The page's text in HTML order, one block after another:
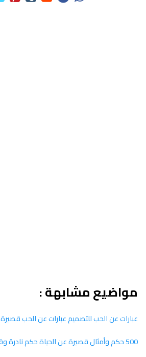
مواضيع مشابهة :
عبارات عن الحب للتصميم عبارات عن الحب قصيرة
500 حكم وأمثال قصيرة عن الحياة حكم نادرة وقوية